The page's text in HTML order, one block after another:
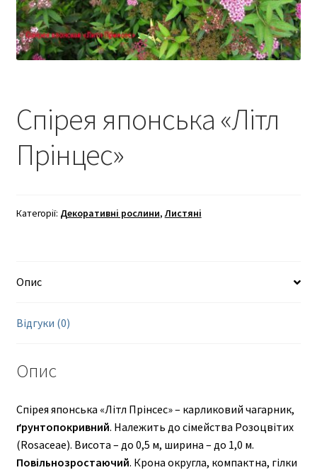
Спірея японська «Літл
Прінцес»
Категорії: Декоративні рослини, Листяні
Опис
Відгуки (0)
Опис
Спірея японська «Літл Прінсес» – карликовий чагарник,
ґрунтопокривний. Належить до сімейства Розоцвітих
(Rosaceae). Висота – до 0,5 м, ширина – до 1,0 м.
Повільнозростаючий. Крона округла, компактна, гілки